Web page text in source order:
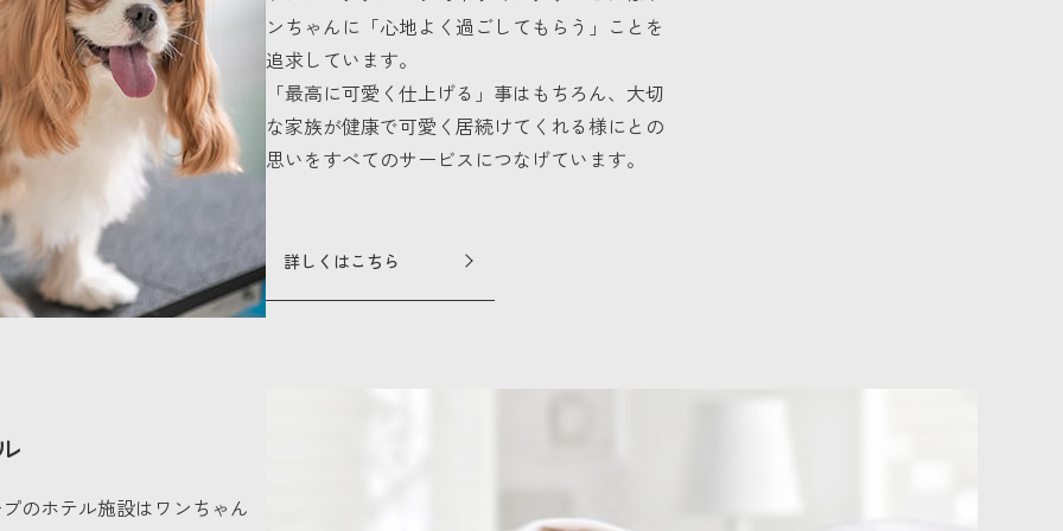
ンちゃんに「心地よく過ごしてもらう」ことを
追求しています。
「最高に可愛く仕上げる」事はもちろん、大切
な家族が健康で可愛く居続けてくれる様にとの
思いをすべてのサービスにつなげています。
詳しくはこちら
のホテル施設はワンちゃん